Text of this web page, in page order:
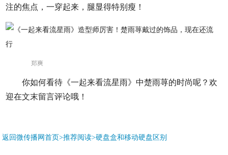
注的焦点，一穿起来，腿显得特别瘦！
郑爽
你如何看待《一起来看流星雨》中楚雨荨的时尚呢？欢
迎在文末留言评论哦！
返回微传播网首页>推荐阅读>硬盘盒和移动硬盘区别